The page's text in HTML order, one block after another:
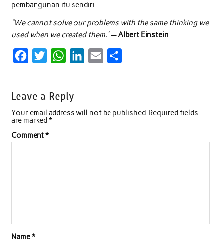
pembangunan itu sendiri.
“We cannot solve our problems with the same thinking we
used when we created them.”— Albert Einstein
e
b
o
t
e
r
W
t
s
p
e
I
l
e
Leave a Reply
Your email address will not be published. Required fields
are marked*
Comment*
Name*